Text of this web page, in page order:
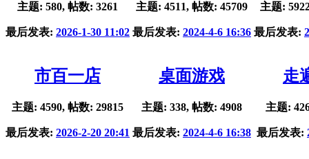
主题: 580, 帖数: 3261
最后发表: 2026-1-30 11:02
主题: 4511, 帖数: 45709
最后发表: 2024-4-6 16:36
主题:
最后发表:
市百一店
主题: 4590, 帖数: 29815
最后发表: 2026-2-20 20:41
桌面游戏
主题: 338, 帖数: 4908
最后发表: 2024-4-6 16:38
走
主题:
最后发表: